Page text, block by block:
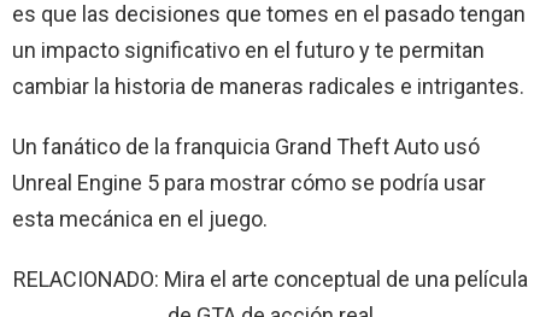
es que las decisiones que tomes en el pasado tengan
un impacto significativo en el futuro y te permitan
cambiar la historia de maneras radicales e intrigantes.
Un fanático de la franquicia Grand Theft Auto usó
Unreal Engine 5 para mostrar cómo se podría usar
esta mecánica en el juego.
RELACIONADO: Mira el arte conceptual de una película